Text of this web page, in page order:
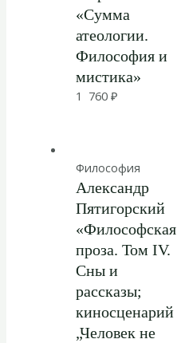
«Сумма
атеологии.
Философия и
мистика»
1 760₽
Философия
Александр
Пятигорский
«Философская
проза. Том IV.
Сны и
рассказы;
киносценарий
„Человек не